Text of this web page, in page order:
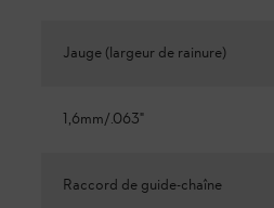
Jauge (largeur de rainure)
1,6mm/.063"
Raccord de guide-chaîne